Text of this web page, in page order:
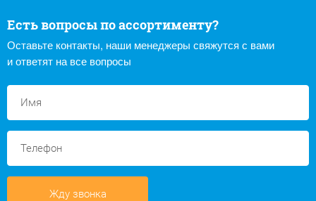
Есть вопросы по ассортименту?
Оставьте контакты, наши менеджеры свяжутся с вами
и ответят на все вопросы
Жду звонка